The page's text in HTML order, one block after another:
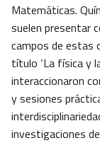
Matemáticas.
suelen presentar
campos de estas
título ‘La física y
interaccionaron
y sesiones
investigaciones